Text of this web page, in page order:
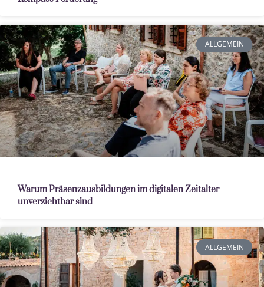
ALLGEMEIN
Warum Präsenzausbildungen im digitalen Zeitalter
unverzichtbar sind
ALLGEMEIN